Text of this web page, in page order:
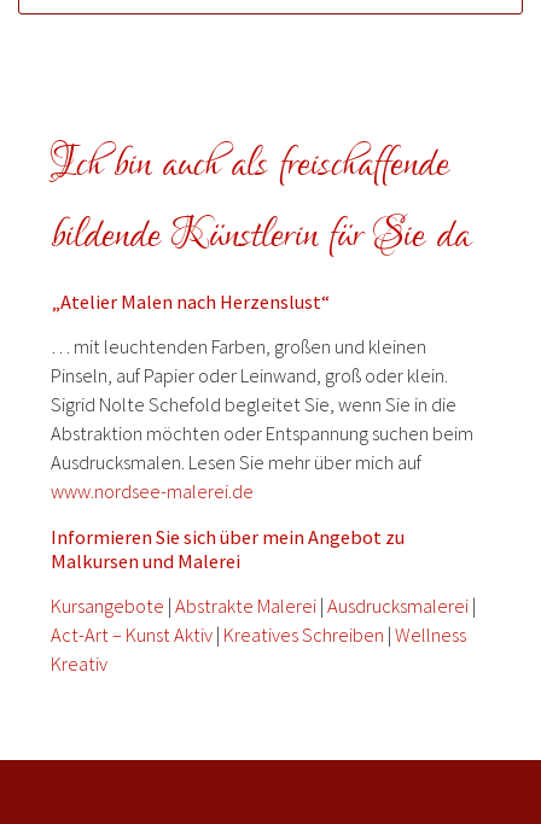
Ich bin auch als freischaffende
bildende Künstlerin für Sie da
„Atelier Malen nach Herzenslust“
… mit leuchtenden Farben, großen und kleinen
Pinseln, auf Papier oder Leinwand, groß oder klein.
Sigrid Nolte Schefold begleitet Sie, wenn Sie in die
Abstraktion möchten oder Entspannung suchen beim
Ausdrucksmalen. Lesen Sie mehr über mich auf
www.nordsee-malerei.de
Informieren Sie sich über mein Angebot zu
Malkursen und Malerei
Kursangebote |Abstrakte Malerei |Ausdrucksmalerei |
Act-Art – Kunst Aktiv | Kreatives Schreiben |Wellness
Kreativ